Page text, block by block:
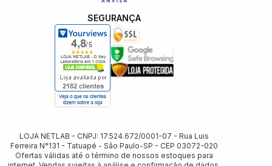
SEGURANÇA
LOJA NETLAB - CNPJ: 17.524.672/0001-07 - Rua Luis
Ferreira N°131 - Tatuapé - Sâo Paulo-SP - CEP 03072-020
Ofertas válidas até o término de nossos estoques para